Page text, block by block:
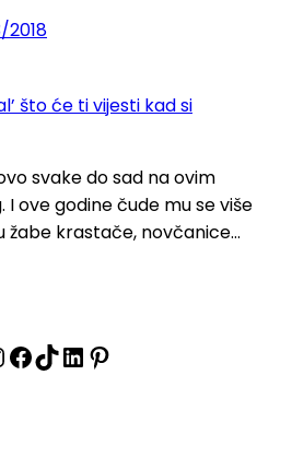
svake do sad na ovim
ove godine čude mu se više
žabe krastače, novčanice…
Facebook
TikTok
LinkedIn
Pinterest